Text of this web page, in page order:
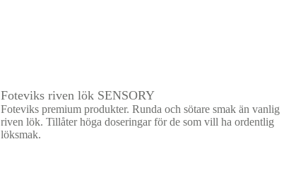
Foteviks riven lök SENSORY
Foteviks premium produkter. Runda och sötare smak än vanlig
riven lök. Tillåter höga doseringar för de som vill ha ordentlig
löksmak.